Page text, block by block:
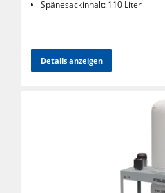
Druckbalkensägen &
Heizplattenpressen &
Reinluftabsauggeräte &
Spänesackinhalt: 110 Liter
Details anzeigen